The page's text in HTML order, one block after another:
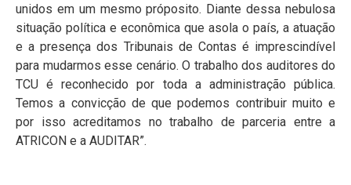
unidos em um mesmo próposito. Diante dessa nebulosa
situação política e econômica que asola o país, a atuação
e a presença dos Tribunais de Contas é imprescindível
para mudarmos esse cenário. O trabalho dos auditores do
TCU é reconhecido por toda a administração pública.
Temos a convicção de que podemos contribuir muito e
por isso acreditamos no trabalho de parceria entre a
ATRICON e a AUDITAR”.